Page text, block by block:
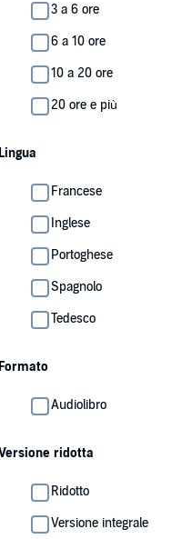
3 a 6 ore
6 a 10 ore
10 a 20 ore
20 ore e più
Lingua
Francese
Inglese
Portoghese
Spagnolo
Tedesco
Formato
Audiolibro
ridotta
Ridotto
Versione integrale